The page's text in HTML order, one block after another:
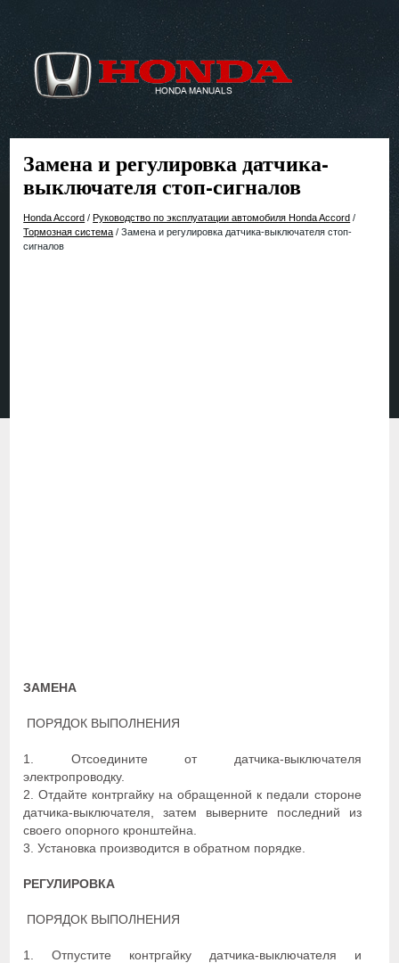
Замена и регулировка датчика-
выключателя стоп-сигналов
Honda Accord /Руководство по эксплуатации автомобиля Honda Accord /
Тормозная система / Замена и регулировка датчика-выключателя стоп-
сигналов
ЗАМЕНА
ПОРЯДОК ВЫПОЛНЕНИЯ
1. Отсоедините от датчика-выключателя
электропроводку.
2. Отдайте контргайку на обращенной к педали стороне
датчика-выключателя, затем выверните последний из
своего опорного кронштейна.
3. Установка производится в обратном порядке.
РЕГУЛИРОВКА
ПОРЯДОК ВЫПОЛНЕНИЯ
1. Отпустите контргайку датчика-выключателя и